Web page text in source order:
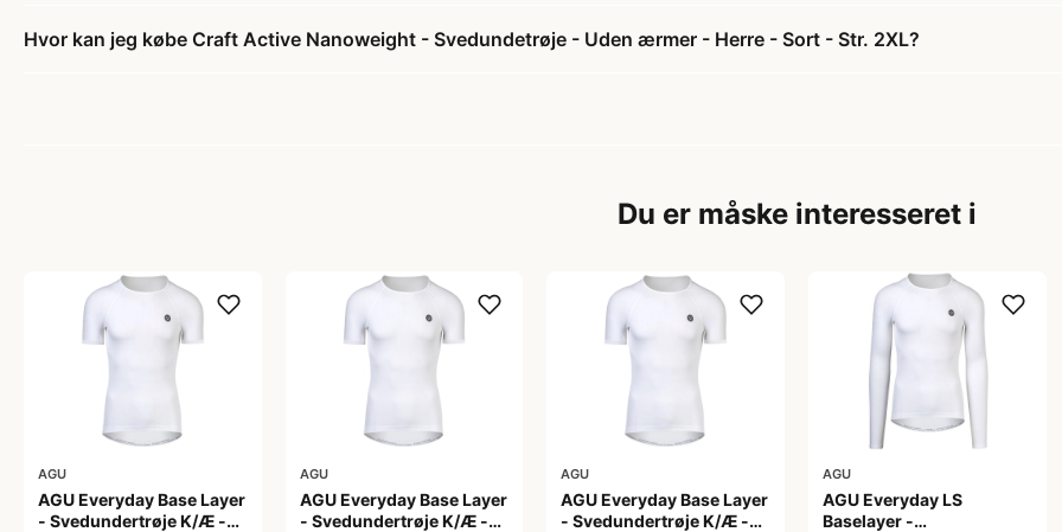
Hvor kan jeg købe Craft Active Nanoweight - Svedundetrøje - Uden ærmer - Herre - Sort - Str. 2XL?
Du er måske interesseret i
AGU
AGU Everyday Base Layer
- Svedundertrøje K/Æ -
AGU
AGU Everyday Base Layer
- Svedundertrøje K/Æ -
AGU
AGU Everyday Base Layer
- Svedundertrøje K/Æ -
AGU
AGU Everyday LS
Baselayer -